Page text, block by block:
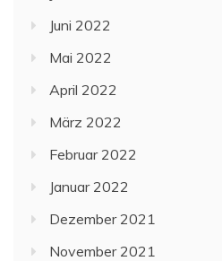
Juni 2022
Mai 2022
April 2022
März 2022
Februar 2022
Januar 2022
Dezember 2021
November 2021